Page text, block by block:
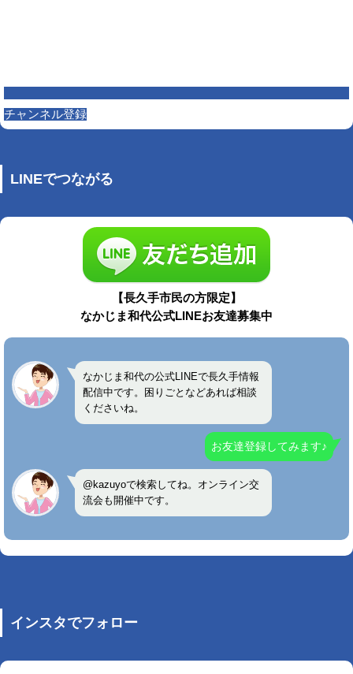
チャンネル登録
LINEでつながる
【長久手市民の方限定】
なかじま和代公式LINEお友達募集中
なかじま和代の公式LINEで長久手情報
配信中です。困りごとなどあれば相談
くださいね。
お友達登録してみます♪
@kazuyoで検索してね。オンライン交
流会も開催中です。
インスタでフォロー